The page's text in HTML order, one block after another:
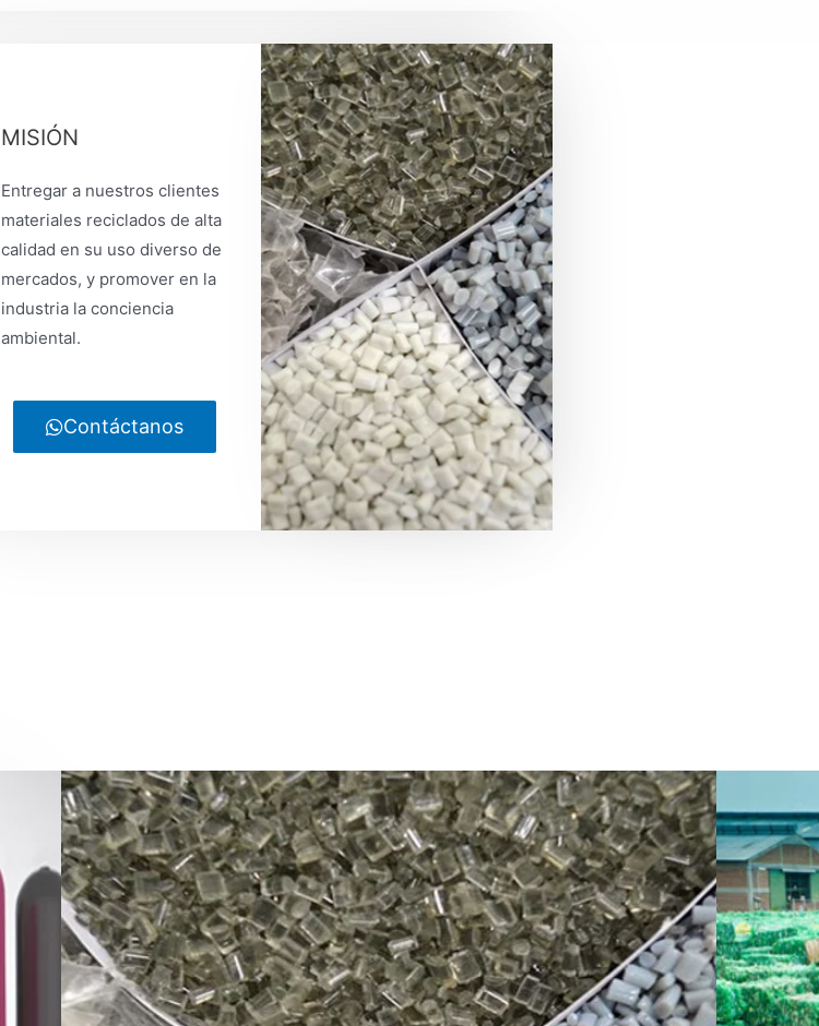
MISIÓN
Entregar a nuestros clientes
materiales reciclados de alta
calidad en su uso diverso de
mercados, y promover en la
industria la conciencia
ambiental.
Contáctanos